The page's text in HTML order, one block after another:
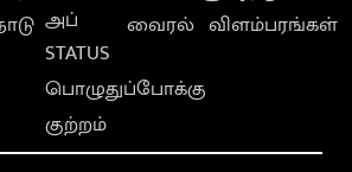
அப்
STATUS
பொழுதுப்போக்கு
குற்றம்
வைரல் விளம்பரங்கள்